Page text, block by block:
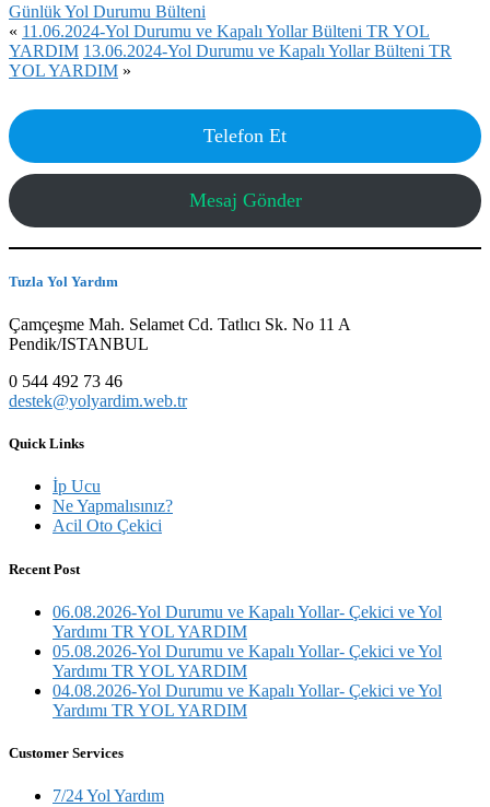
Günlük Yol Durumu Bülteni
« 11.06.2024-Yol Durumu ve Kapalı Yollar Bülteni TR YOL
YARDIM 13.06.2024-Yol Durumu ve Kapalı Yollar Bülteni TR
YOL YARDIM »
Telefon Et
Mesaj Gönder
Tuzla Yol Yardım
Çamçeşme Mah. Selamet Cd. Tatlıcı Sk. No 11 A
Pendik/ISTANBUL
0 544 492 73 46
destek@yolyardim.web.tr
Quick Links
İp Ucu
Ne Yapmalısınız?
Acil Oto Çekici
Recent Post
06.08.2026-Yol Durumu ve Kapalı Yollar- Çekici ve Yol
Yardımı TR YOL YARDIM
05.08.2026-Yol Durumu ve Kapalı Yollar- Çekici ve Yol
Yardımı TR YOL YARDIM
04.08.2026-Yol Durumu ve Kapalı Yollar- Çekici ve Yol
Yardımı TR YOL YARDIM
Customer Services
7/24 Yol Yardım